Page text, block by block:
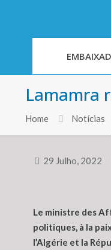
Lamamra
Home Notícias
29 Julho, 2022
Le ministre des
politiques, à la
l’Algérie et la